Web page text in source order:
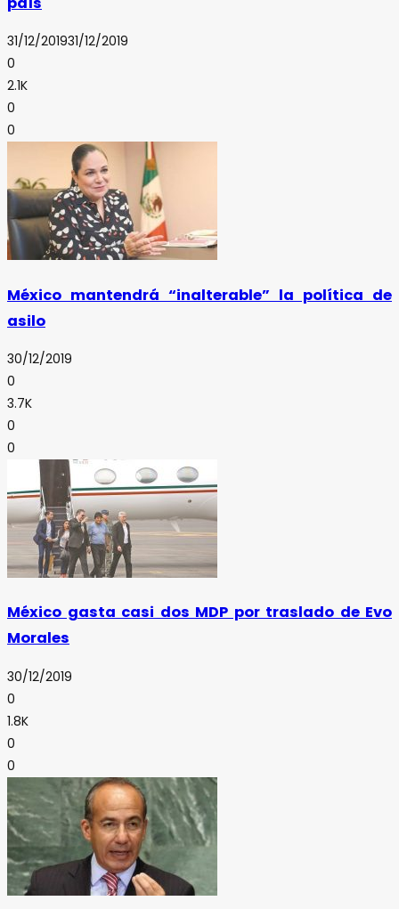
31/12/201931/12/2019
0
2.1K
0
0
México mantendrá “inalterable” la política de
asilo
30/12/2019
0
3.7K
0
0
México gasta casi dos MDP por traslado de Evo
Morales
30/12/2019
0
1.8K
0
0